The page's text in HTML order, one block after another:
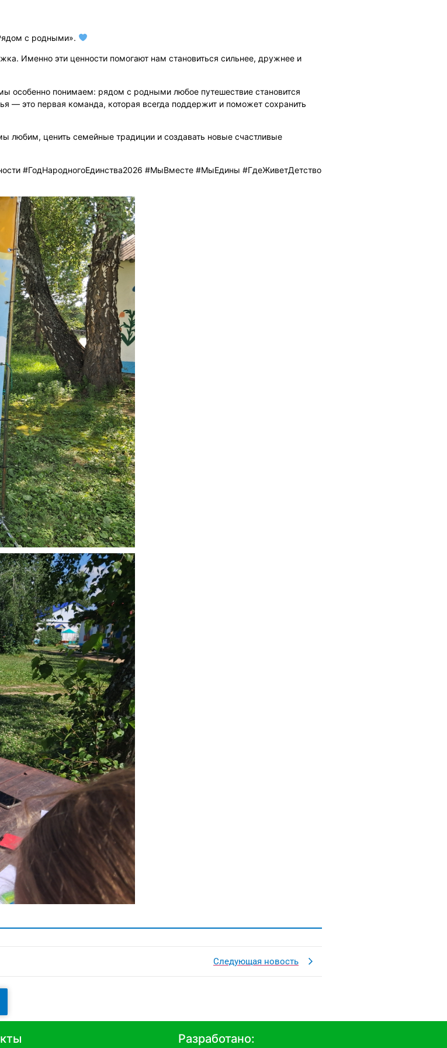
с родными».
Именно эти ценности помогают нам становиться сильнее, дружнее и
понимаем: рядом с родными любое путешествие становится
— это первая команда, которая всегда поддержит и поможет сохранить
любим, ценить семейные традиции и создавать новые счастливые
#ГодНародногоЕдинства2026 #МыВместе #МыЕдины #ГдеЖиветДетство
Следующая новость
Разработано: